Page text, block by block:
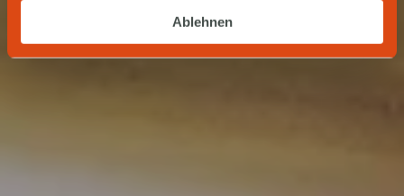
Ablehnen